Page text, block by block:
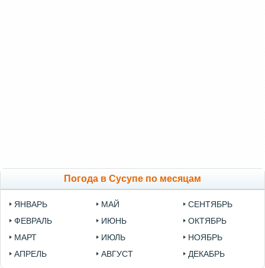
Погода в Сусупе по месяцам
ЯНВАРЬ
ФЕВРАЛЬ
МАРТ
АПРЕЛЬ
МАЙ
ИЮНЬ
ИЮЛЬ
АВГУСТ
СЕНТЯБРЬ
ОКТЯБРЬ
НОЯБРЬ
ДЕКАБРЬ